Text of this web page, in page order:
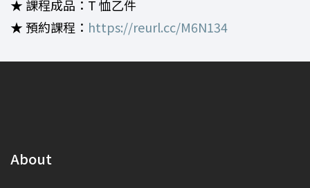
★ 課程成品：T 恤乙件
★ 預約課程： https://reurl.cc/M6N134
About